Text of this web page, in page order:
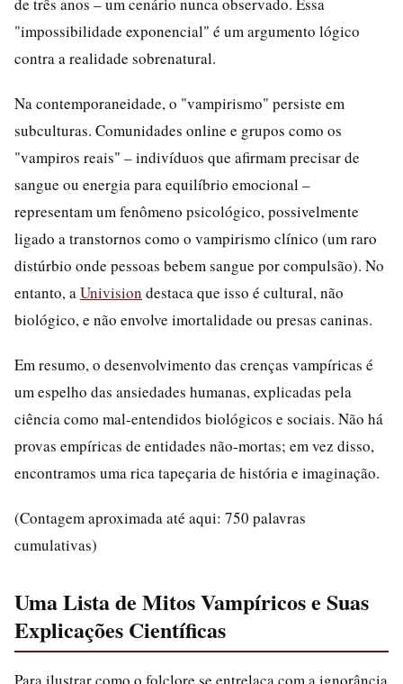
"impossibilidade exponencial" é um argumento lógico
contra a realidade sobrenatural.
Na contemporaneidade, o "vampirismo" persiste em
subculturas. Comunidades online e grupos como os
"vampiros reais" – indivíduos que afirmam precisar de
sangue ou energia para equilíbrio emocional –
representam um fenômeno psicológico, possivelmente
ligado a transtornos como o vampirismo clínico (um raro
distúrbio onde pessoas bebem sangue por compulsão). No
entanto, aUnivision destaca que isso é cultural, não
biológico, e não envolve imortalidade ou presas caninas.
Em resumo, o desenvolvimento das crenças vampíricas é
um espelho das ansiedades humanas, explicadas pela
ciência como mal-entendidos biológicos e sociais. Não há
provas empíricas de entidades não-mortas; em vez disso,
encontramos uma rica tapeçaria de história e imaginação.
(Contagem aproximada até aqui: 750 palavras
cumulativas)
Uma Lista de Mitos Vampíricos e Suas
Explicações Científicas